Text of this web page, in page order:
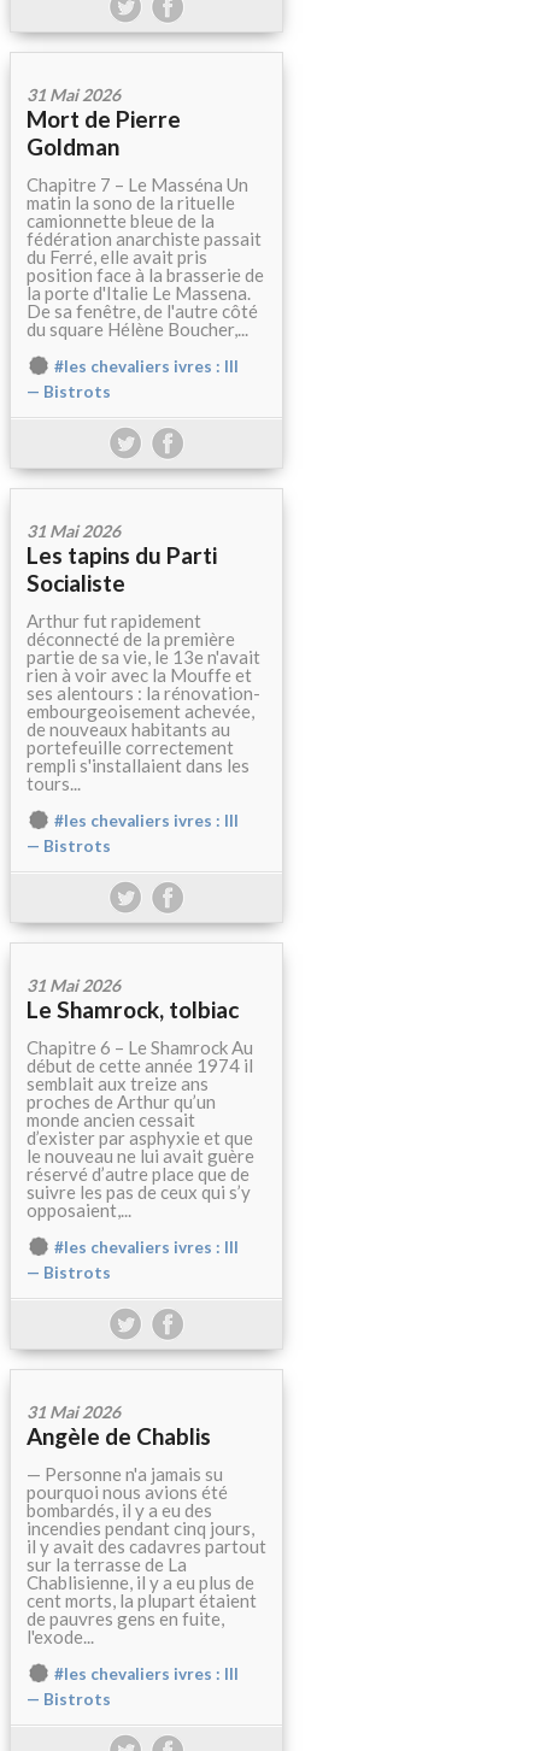
31 Mai 2026
Mort de Pierre
Goldman
Chapitre 7 – Le Masséna Un
matin la sono de la rituelle
camionnette bleue de la
fédération anarchiste passait
du Ferré, elle avait pris
position face à la brasserie de
la porte d'Italie Le Massena.
De sa fenêtre, de l'autre côté
du square Hélène Boucher,...
#les chevaliers ivres : III
— Bistrots
31 Mai 2026
Les tapins du Parti
Socialiste
Arthur fut rapidement
déconnecté de la première
partie de sa vie, le 13e n'avait
rien à voir avec la Mouffe et
ses alentours : la rénovation-
embourgeoisement achevée,
de nouveaux habitants au
portefeuille correctement
rempli s'installaient dans les
tours...
#les chevaliers ivres : III
— Bistrots
31 Mai 2026
Le Shamrock, tolbiac
Chapitre 6 – Le Shamrock Au
début de cette année 1974 il
semblait aux treize ans
proches de Arthur qu’un
monde ancien cessait
d’exister par asphyxie et que
le nouveau ne lui avait guère
réservé d’autre place que de
suivre les pas de ceux qui s’y
opposaient,...
#les chevaliers ivres : III
— Bistrots
31 Mai 2026
Angèle de Chablis
— Personne n'a jamais su
pourquoi nous avions été
bombardés, il y a eu des
incendies pendant cinq jours,
il y avait des cadavres partout
sur la terrasse de La
Chablisienne, il y a eu plus de
cent morts, la plupart étaient
de pauvres gens en fuite,
l'exode...
#les chevaliers ivres : III
— Bistrots